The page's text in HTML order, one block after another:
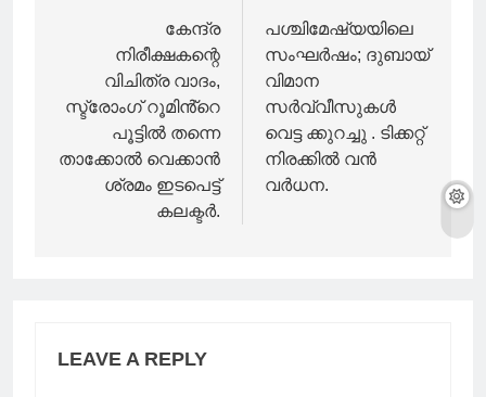
navigationകേന്ദ്ര
നിരീക്ഷകന്റെ
വിചിത്ര വാദം,
സ്ട്രോംഗ് റൂമിൻ്റെ
പൂട്ടിൽ തന്നെ
താക്കോൽ വെക്കാൻ
ശ്രമം ഇടപെട്ട്
കലക്ടർ.
പശ്ചിമേഷ്യയിലെ
സംഘർഷം; ദുബായ്
വിമാന
സർവ്വീസുകൾ
വെട്ട ക്കുറച്ചു . ടിക്കറ്റ്
നിരക്കിൽ വൻ
വർധന.
LEAVE A REPLY